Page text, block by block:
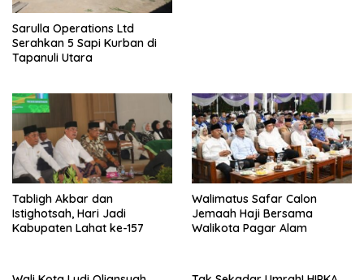
Sarulla Operations Ltd
Serahkan 5 Sapi Kurban di
Tapanuli Utara
Tabligh Akbar dan
Istighotsah, Hari Jadi
Kabupaten Lahat ke-157
Walimatus Safar Calon
Jemaah Haji Bersama
Walikota Pagar Alam